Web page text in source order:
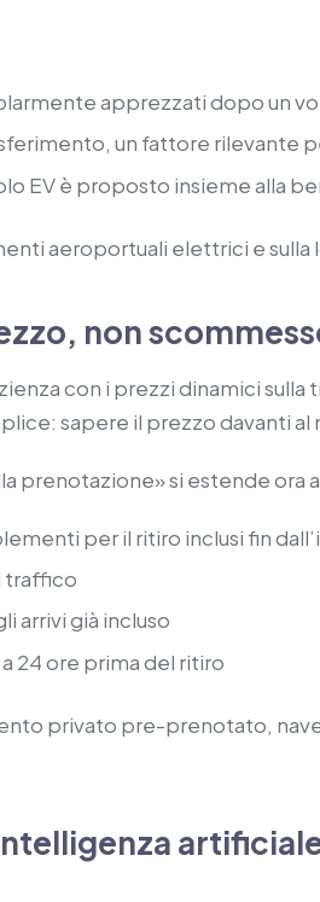
apprezzati dopo un
un fattore rilevante
EV è proposto insieme alla
aeroportuali elettrici e
non
con i prezzi dinamici
sapere il prezzo davanti
prenotazione» si estende ora
per il ritiro inclusi fin
traffico
arrivi già incluso
24 ore prima del ritiro
privato pre-prenotato,